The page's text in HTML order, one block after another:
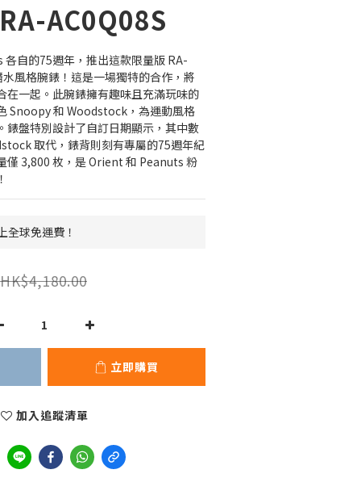
AC0Q08S
自的75週年，推出這款限量版 RA-
風格腕錶！這是一場獨特的合作，將
在一起。此腕錶擁有趣味且充滿玩味的
Snoopy 和 Woodstock，為運動風格
錶盤特別設計了自訂日期顯示，其中數
取代，錶背則刻有專屬的75週年紀
僅 3,800 枚，是 Orient 和 Peanuts 粉
全球免運費！
HK$4,180.00
立即購買
加入追蹤清單